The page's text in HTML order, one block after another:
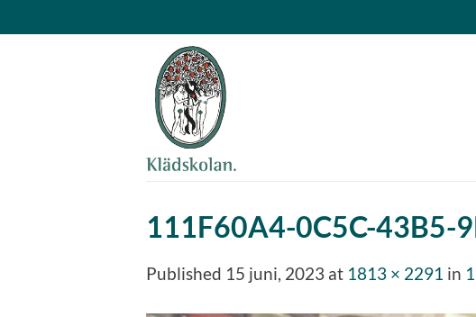
to
111F60A4-0C5C-43B5-
Published 15 juni, 2023 at 1813 × 2291 in